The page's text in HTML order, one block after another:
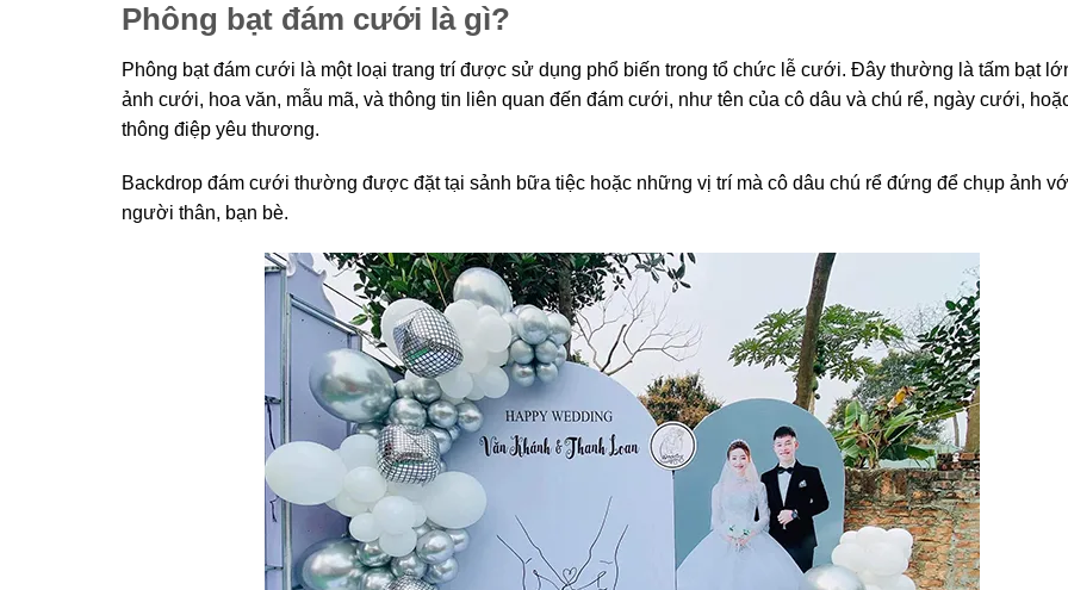
Phông bạt đám cưới là gì?
Phông bạt đám cưới là một loại trang trí được sử dụng phổ biến trong tổ chức lễ cưới. Đây thường là tấm bạt
ảnh cưới, hoa văn, mẫu mã, và thông tin liên quan đến đám cưới, như tên của cô dâu và chú rể, ngày cưới,
thông điệp yêu thương.
Backdrop đám cưới thường được đặt tại sảnh bữa tiệc hoặc những vị trí mà cô dâu chú rể đứng để chụp ảnh
người thân, bạn bè.